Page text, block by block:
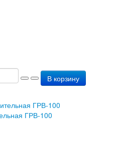
В корзину
ГРВ-100